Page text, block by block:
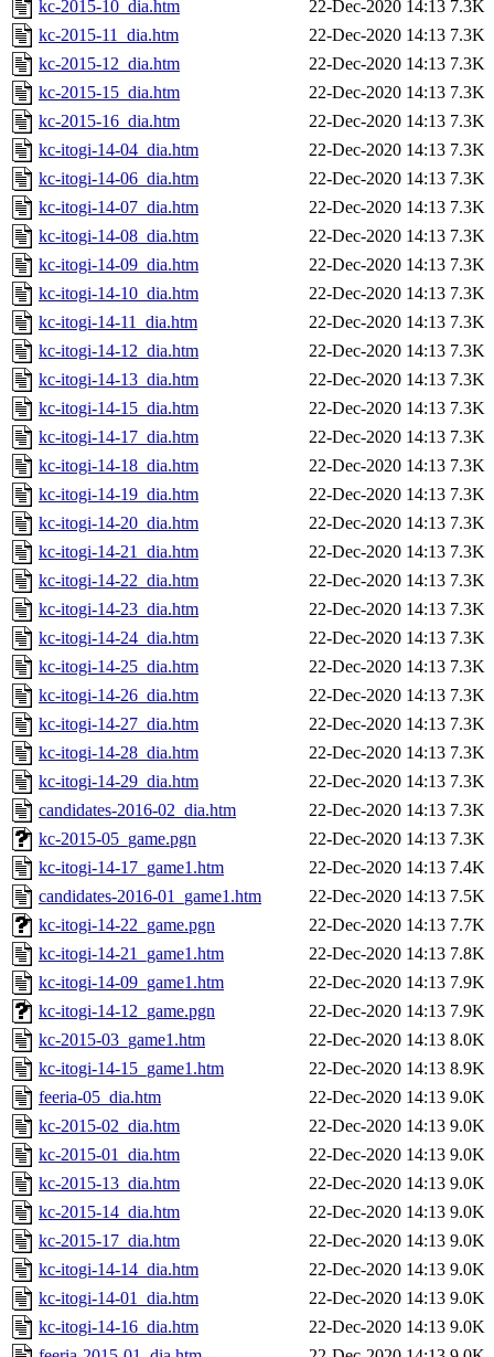
kc-2015-10_dia.htm 22-Dec-2020 14:13 7.3K
kc-2015-11_dia.htm
22-Dec-2020 14:13 7.3K
kc-2015-12_dia.htm
22-Dec-2020 14:13 7.3K
kc-2015-15_dia.htm
22-Dec-2020 14:13 7.3K
kc-2015-16_dia.htm
22-Dec-2020 14:13 7.3K
kc-itogi-14-04_dia.htm
22-Dec-2020 14:13 7.3K
kc-itogi-14-06_dia.htm
22-Dec-2020 14:13 7.3K
kc-itogi-14-07_dia.htm
22-Dec-2020 14:13 7.3K
kc-itogi-14-08_dia.htm
22-Dec-2020 14:13 7.3K
kc-itogi-14-09_dia.htm
22-Dec-2020 14:13 7.3K
kc-itogi-14-10_dia.htm
22-Dec-2020 14:13 7.3K
kc-itogi-14-11_dia.htm
22-Dec-2020 14:13 7.3K
kc-itogi-14-12_dia.htm
22-Dec-2020 14:13 7.3K
kc-itogi-14-13_dia.htm
22-Dec-2020 14:13 7.3K
kc-itogi-14-15_dia.htm
22-Dec-2020 14:13 7.3K
kc-itogi-14-17_dia.htm
22-Dec-2020 14:13 7.3K
kc-itogi-14-18_dia.htm
22-Dec-2020 14:13 7.3K
kc-itogi-14-19_dia.htm
22-Dec-2020 14:13 7.3K
kc-itogi-14-20_dia.htm
22-Dec-2020 14:13 7.3K
kc-itogi-14-21_dia.htm
22-Dec-2020 14:13 7.3K
kc-itogi-14-22_dia.htm
22-Dec-2020 14:13 7.3K
kc-itogi-14-23_dia.htm
22-Dec-2020 14:13 7.3K
kc-itogi-14-24_dia.htm
22-Dec-2020 14:13 7.3K
kc-itogi-14-25_dia.htm
22-Dec-2020 14:13 7.3K
kc-itogi-14-26_dia.htm
22-Dec-2020 14:13 7.3K
kc-itogi-14-27_dia.htm
22-Dec-2020 14:13 7.3K
kc-itogi-14-28_dia.htm
22-Dec-2020 14:13 7.3K
kc-itogi-14-29_dia.htm
22-Dec-2020 14:13 7.3K
candidates-2016-02_dia.htm
22-Dec-2020 14:13 7.3K
kc-2015-05_game.pgn
22-Dec-2020 14:13 7.3K
kc-itogi-14-17_game1.htm
22-Dec-2020 14:13 7.4K
candidates-2016-01_game1.htm
22-Dec-2020 14:13 7.5K
kc-itogi-14-22_game.pgn
22-Dec-2020 14:13 7.7K
kc-itogi-14-21_game1.htm
22-Dec-2020 14:13 7.8K
kc-itogi-14-09_game1.htm
22-Dec-2020 14:13 7.9K
kc-itogi-14-12_game.pgn
22-Dec-2020 14:13 7.9K
kc-2015-03_game1.htm
22-Dec-2020 14:13 8.0K
kc-itogi-14-15_game1.htm
22-Dec-2020 14:13 8.9K
feeria-05_dia.htm
22-Dec-2020 14:13 9.0K
kc-2015-02_dia.htm
22-Dec-2020 14:13 9.0K
kc-2015-01_dia.htm
22-Dec-2020 14:13 9.0K
kc-2015-13_dia.htm
22-Dec-2020 14:13 9.0K
kc-2015-14_dia.htm
22-Dec-2020 14:13 9.0K
kc-2015-17_dia.htm
22-Dec-2020 14:13 9.0K
kc-itogi-14-14_dia.htm
22-Dec-2020 14:13 9.0K
kc-itogi-14-01_dia.htm
22-Dec-2020 14:13 9.0K
kc-itogi-14-16_dia.htm
22-Dec-2020 14:13 9.0K